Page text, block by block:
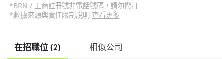
*BRN / 工商註冊號非電話號碼，請勿撥打
*數據來源與責任限制說明 查看更多
在招職位 (2) 相似公司